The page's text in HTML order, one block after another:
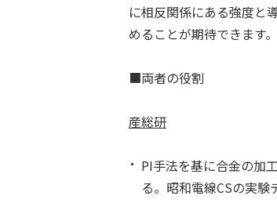
に相反関係にある強度と
めることが期待できます。
■両者の役割
産総研
PI手法を基に合金の加
る。昭和電線CSの実験